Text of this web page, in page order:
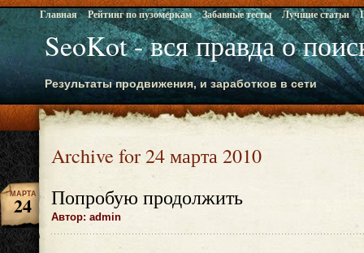
SeoKot - вся правда о
Результаты продвижения, и заработков в сети
Главная Рейтинг по пузомеркам Забавные тесты Лучшие статьи
Archive for 24 марта 2010
Попробую продолжить
Автор: admin
МАРТА
24